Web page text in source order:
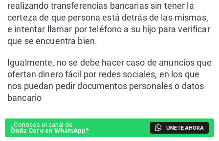
realizando transferencias bancarias sin tener la
certeza de que persona está detrás de las mismas,
e intentar llamar por teléfono a su hijo para verificar
que se encuentra bien.
Igualmente, no se debe hacer caso de anuncios que
ofertan dinero fácil por redes sociales, en los que
nos puedan pedir documentos personales o datos
bancario
¿Conoces el canal de
Onda Cero en WhatsApp?
ÚNETE AHORA